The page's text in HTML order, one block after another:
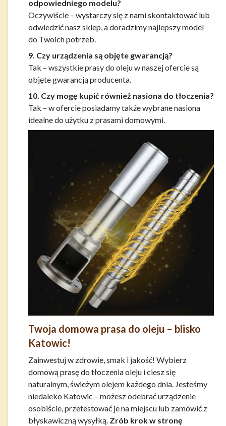
odpowiedniego modelu?
Oczywiście – wystarczy się z nami skontaktować lub
odwiedzić nasz sklep, a doradzimy najlepszy model
do Twoich potrzeb.
9. Czy urządzenia są objęte gwarancją?
Tak – wszystkie prasy do oleju w naszej ofercie są
objęte gwarancją producenta.
10. Czy mogę kupić również nasiona do tłoczenia?
Tak – w ofercie posiadamy także wybrane nasiona
idealne do użytku z prasami domowymi.
Twoja domowa prasa do oleju – blisko
Katowic!
Zainwestuj w zdrowie, smak i jakość! Wybierz
domową prasę do tłoczenia oleju i ciesz się
naturalnym, świeżym olejem każdego dnia. Jesteśmy
niedaleko Katowic – możesz odebrać urządzenie
osobiście, przetestować je na miejscu lub zamówić z
błyskawiczną wysyłką. Zrób krok w stronę